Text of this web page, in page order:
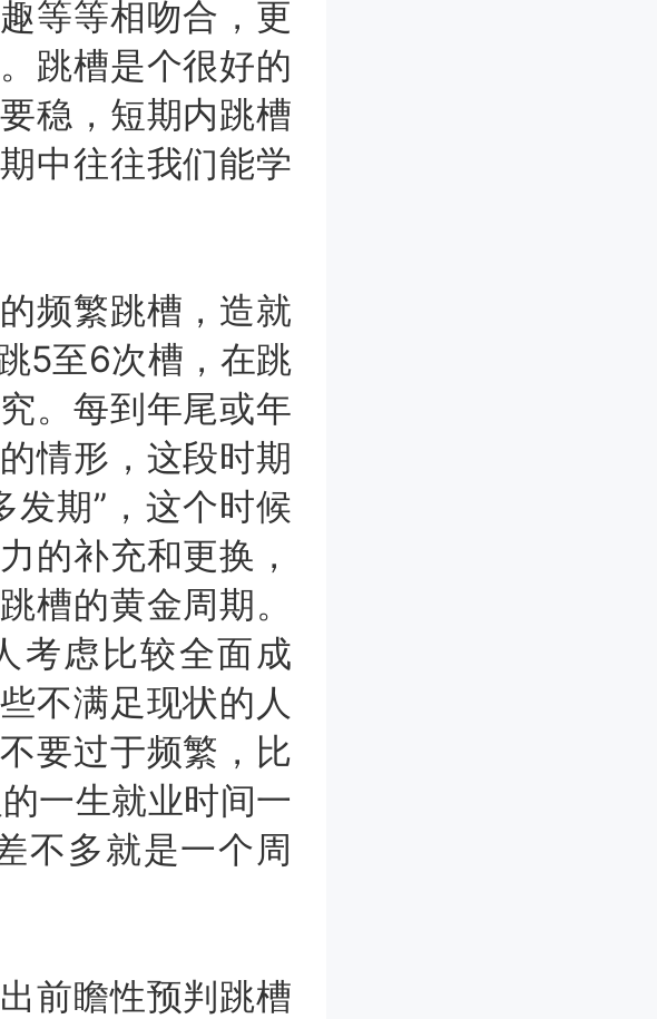
等等相吻合，更
跳槽是个很好的
稳，短期内跳槽
中往往我们能学
频繁跳槽，造就
5至6次槽，在跳
。每到年尾或年
情形，这段时期
发期”，这个时候
的补充和更换，
槽的黄金周期。
考虑比较全面成
不满足现状的人
要过于频繁，比
一生就业时间一
不多就是一个周
前瞻性预判跳槽